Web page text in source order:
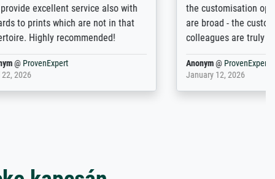
work
problème. Merci à toute l'équipe ! Hervé